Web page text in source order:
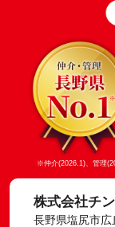
※仲介(2026.1)、管理
株式会社チ
長野県塩尻市